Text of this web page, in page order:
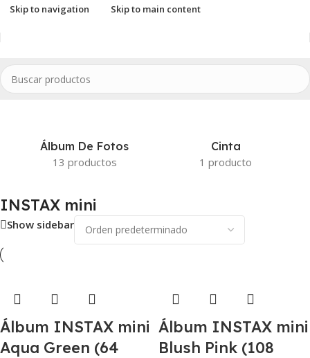
Skip to navigation Skip to main content
Inicio/INSTAX/Accesorios INSTAX/INSTAX mini
Álbum De Fotos
13 productos
Cinta
1 producto
INSTAX mini
Show sidebar
Álbum INSTAX mini
Aqua Green (64
Álbum INSTAX mini
Blush Pink (108